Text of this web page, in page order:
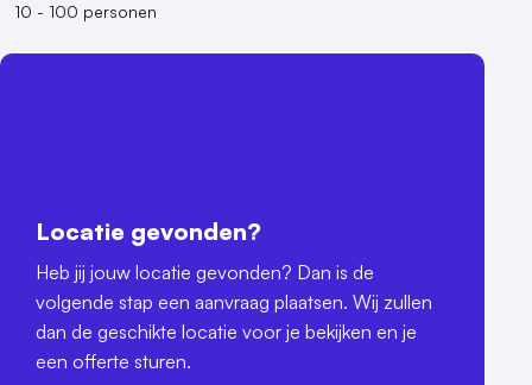
10 - 100 personen
Locatie gevonden?
Heb jij jouw locatie gevonden? Dan is de
volgende stap een aanvraag plaatsen. Wij zullen
dan de geschikte locatie voor je bekijken en je
een offerte sturen.